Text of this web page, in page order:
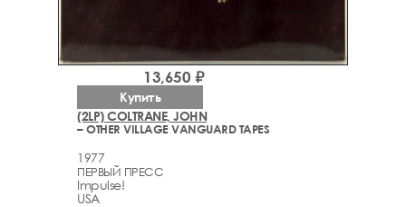
(2LP) COLTRANE, JOHN
– OTHER VILLAGE VANGUARD TAPES
1977
ПЕРВЫЙ ПРЕСС
Impulse!
USA
13,650 ₽
Купить